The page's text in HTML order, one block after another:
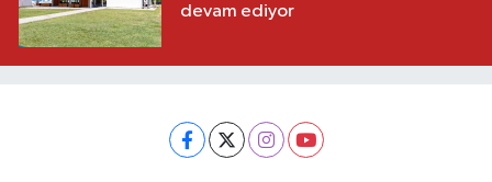
devam ediyor